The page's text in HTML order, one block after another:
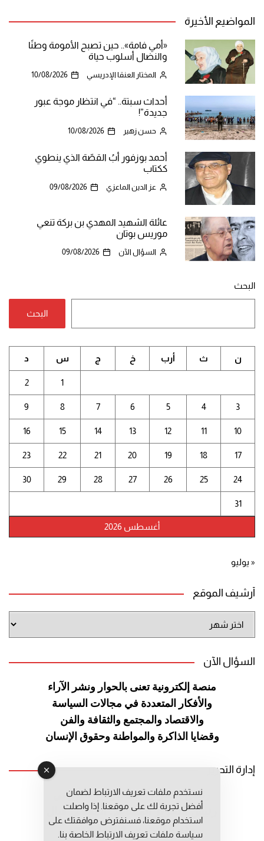
المواضيع الأخيرة
«أمي فامة».. حين تصبح الأمومة وطنًا
والنضال أسلوب حياة
المختار العنقا الإدريسي 10/08/2026
أحداث سبتة.. “في انتظار موجة عبور
جديدة”!
حسن زهير 10/08/2026
أحمد بوزفور أبُ القصّة الذي ينطوي
ككتاب
عز الدين الماعزي 09/08/2026
عائلة الشهيد المهدي بن بركة تنعي
موريس بوتان
السؤال الآن 09/08/2026
البحث
البحث
أغسطس 2026
ن ث أرب خ ج س د
1
2
3
4
5
6
7
8
9
10
11
12
13
14
15
16
17
18
19
20
21
22
23
24
25
26
27
28
29
30
31
« يوليو
أرشيف الموقع
الموقع
السؤال الآن
منصة إلكترونية تعنى بالحوار ونشر الآراء
والأفكار المتعددة في مجالات السياسة
والاقتصاد والمجتمع والثقافة والفن
وقضايا الذاكرة والمواطنة وحقوق الإنسان
إدارة التحرير
رئيس التحرير: عبد الرحيم التوراني
رئيس التحرير المساعد: المعطي قبال
مديرة التحرير: فاطمة حوحو
نستخدم ملفات تعريف الارتباط لضمان
أفضل تجربة لك على موقعنا. إذا واصلت
استخدام موقعنا، فسنفترض موافقتك على
سياسة ملفات تعريف الارتباط الخاصة بنا.